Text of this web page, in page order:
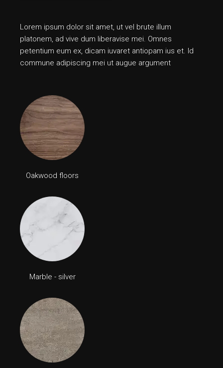
Lorem ipsum dolor sit amet, ut vel brute illum
platonem, ad vive dum liberavise mei. Omnes
petentium eum ex, dicam iuvaret antiopam ius et. Id
commune adipiscing mei ut augue argument
Oakwood floors
Marble - silver